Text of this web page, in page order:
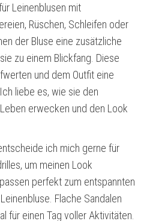
Leinenblusen mit
Rüschen, Schleifen oder
der Bluse eine zusätzliche
zu einem Blickfang. Diese
und dem Outfit eine
liebe es, wie sie den
erwecken und den Look
ich mich gerne für
um meinen Look
perfekt zum entspannten
Flache Sandalen
für einen Tag voller Aktivitäten.